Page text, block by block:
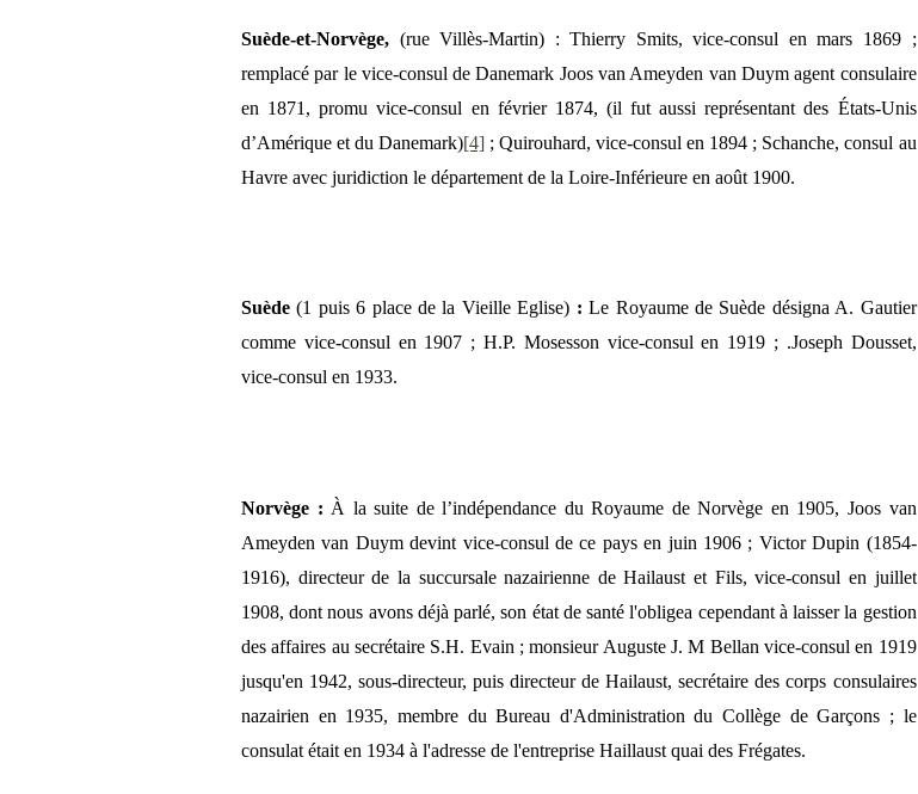
Suède-et-Norvège, (rue Villès-Martin) : Thierry Smits, vice-consul en mars 1869 ;
remplacé par le vice-consul de Danemark Joos van Ameyden van Duym agent consulaire
en 1871, promu vice-consul en février 1874, (il fut aussi représentant des États-Unis
d’Amérique et du Danemark)[4] ; Quirouhard, vice-consul en 1894 ; Schanche, consul au
Havre avec juridiction le département de la Loire-Inférieure en août 1900.
Suède(1 puis 6 place de la Vieille Eglise) :Le Royaume de Suède désigna A. Gautier
comme vice-consul en 1907 ; H.P. Mosesson vice-consul en 1919 ; .Joseph Dousset,
vice-consul en 1933.
Norvège : À la suite de l’indépendance du Royaume de Norvège en 1905, Joos van
Ameyden van Duym devint vice-consul de ce pays en juin 1906 ; Victor Dupin (1854-
1916), directeur de la succursale nazairienne de Hailaust et Fils, vice-consul en juillet
1908, dont nous avons déjà parlé, son état de santé l'obligea cependant à laisser la gestion
des affaires au secrétaire S.H. Evain ; monsieur Auguste J. M Bellan vice-consul en 1919
jusqu'en 1942, sous-directeur, puis directeur de Hailaust, secrétaire des corps consulaires
nazairien en 1935, membre du Bureau d'Administration du Collège de Garçons ; le
consulat était en 1934 à l'adresse de l'entreprise Haillaust quai des Frégates.